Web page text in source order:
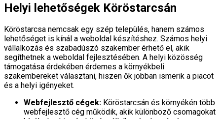
Helyi lehetőségek Köröstarcsán
Köröstarcsa nemcsak egy szép település, hanem számos
lehetőséget is kínál a weboldal készítéshez. Számos helyi
vállalkozás és szabadúszó szakember érhető el, akik
segíthetnek a weboldal fejlesztésében. A helyi közösség
támogatása érdekében érdemes a környékbeli
szakembereket választani, hiszen ők jobban ismerik a piacot
és a helyi igényeket.
Webfejlesztő cégek: Köröstarcsán és környékén több
webfejlesztő cég működik, akik különböző csomagokat